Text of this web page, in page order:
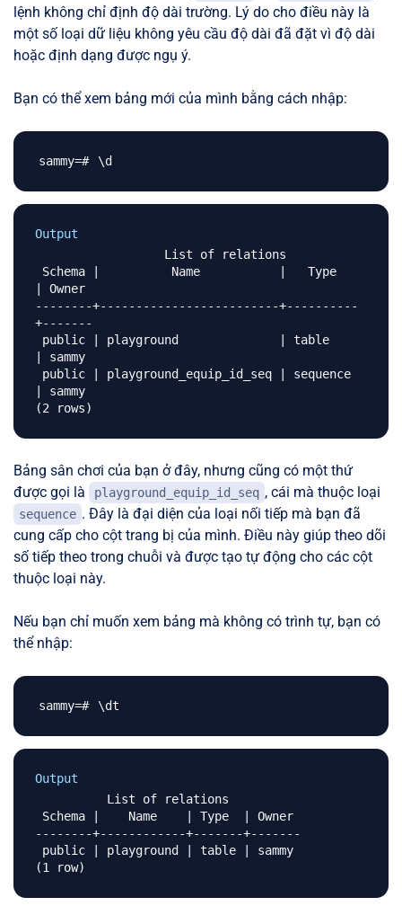
lệnh không chỉ định độ dài trường. Lý do cho điều này là
một số loại dữ liệu không yêu cầu độ dài đã đặt vì độ dài
hoặc định dạng được ngụ ý.
Bạn có thể xem bảng mới của mình bằng cách nhập:
\
Output
| Owner
--------+-------------------------+----------
+-------
| sammy
| sammy
Bảng sân chơi của bạn ở đây, nhưng cũng có một thứ
được gọi là
playground_equip_id_seq , cái mà thuộc loại
sequence . Đây là đại diện của loại nối tiếp mà bạn đã
cung cấp cho cột trang bị của mình. Điều này giúp theo dõi
số tiếp theo trong chuỗi và được tạo tự động cho các cột
thuộc loại này.
Nếu bạn chỉ muốn xem bảng mà không có trình tự, bạn có
thể nhập:
\
Output
--------+------------+-------+-------